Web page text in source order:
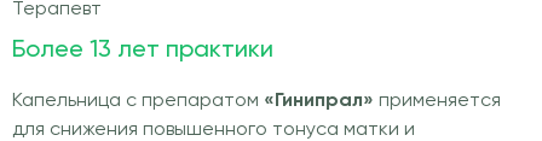
Терапевт
Более 13 лет практики
Капельница с препаратом «Гинипрал» применяется
для снижения повышенного тонуса матки и